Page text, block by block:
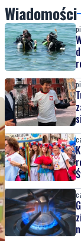
Wiadomości